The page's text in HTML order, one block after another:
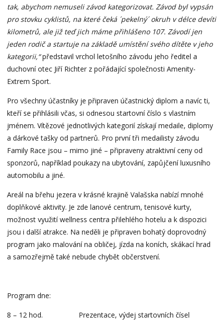
tak, abychom nemuseli závod kategorizovat. Závod byl vypsán
pro stovku cyklistů, na které čeká ´pekelný´ okruh v délce devíti
kilometrů, ale již teď jich máme přihlášeno 107. Závodí jen
jeden rodič a startuje na základě umístění svého dítěte v jeho
kategorii,“představil vrchol letošního závodu jeho ředitel a
duchovní otec Jiří Richter z pořádající společnosti Amenity-
Extrem Sport.
Pro všechny účastníky je připraven účastnický diplom a navíc ti,
kteří se přihlásili včas, si odnesou startovní číslo s vlastním
jménem. Vítězové jednotlivých kategorií získají medaile, diplomy
a dárkové tašky od partnerů. Pro první tři medailisty závodu
Family Race jsou – mimo jiné – připraveny atraktivní ceny od
sponzorů, například poukazy na ubytování, zapůjčení luxusního
automobilu a jiné.
Areál na břehu jezera v krásné krajině Valašska nabízí mnohé
doplňkové aktivity. Je zde lanové centrum, tenisové kurty,
možnost využití wellness centra přilehlého hotelu a k dispozici
jsou i další atrakce. Na neděli je připraven bohatý doprovodný
program jako malování na obličej, jízda na koních, skákací hrad
a samozřejmě také nebude chybět občerstvení.
Program dne:
8 – 12 hod. Prezentace, výdej startovních čísel